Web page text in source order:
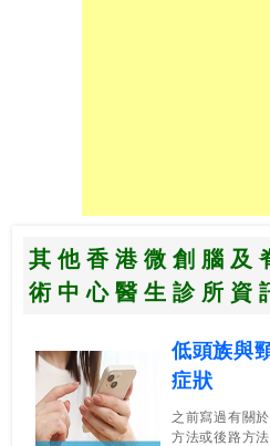
其他香港微創腦及
術中心醫生診所資
低頭族與
症狀
之前寫過有關
方法或後路方